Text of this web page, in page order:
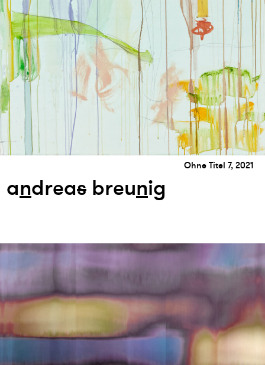
Ohne Titel 7, 2021
andreasbreunig